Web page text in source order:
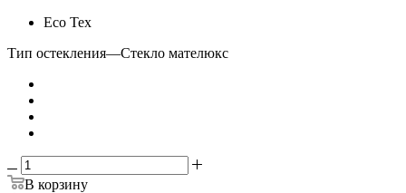
Eco Tex
Тип остекления—Стекло мателюкс
В корзину